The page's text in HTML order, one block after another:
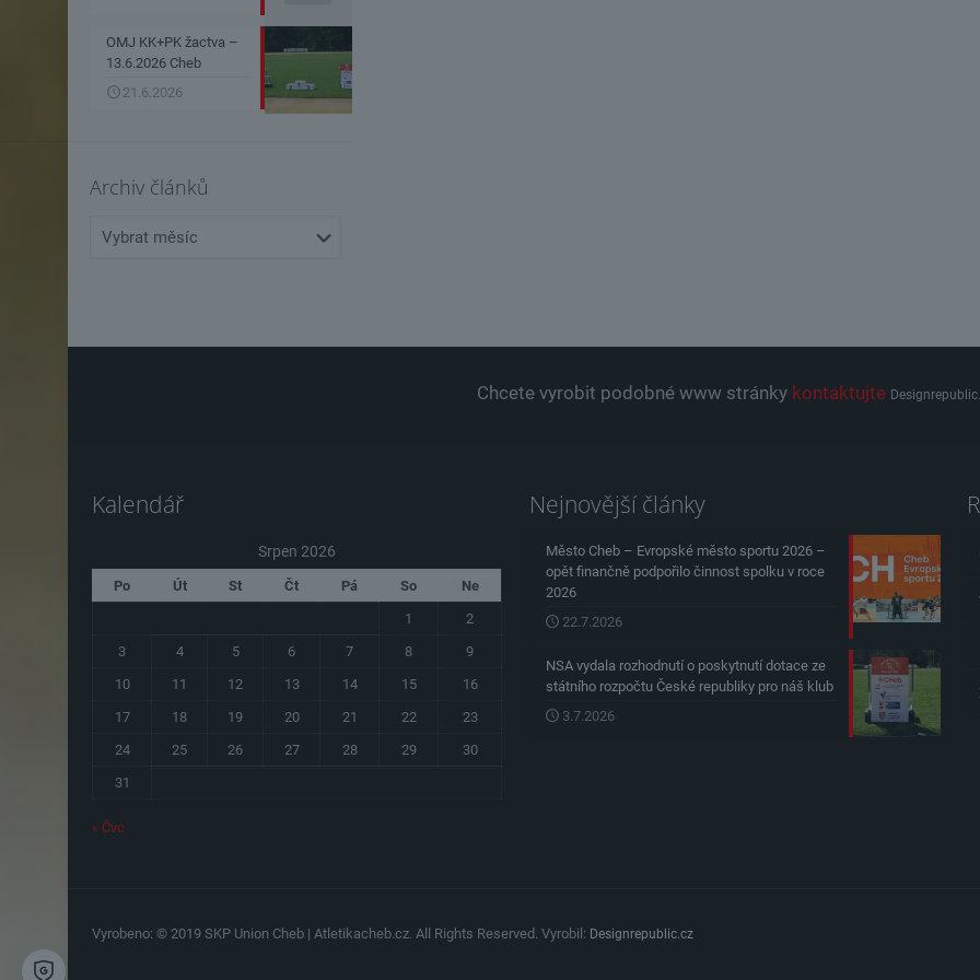
OMJ KK+PK žactva –
13.6.2026 Cheb
21.6.2026
Archiv článků
článků
Chcete vyrobit podobné www stránky kontaktujte
Kalendář
Srpen 2026
Po Út St Čt Pá So
Ne
1
2
3
4 5 6 7 8
9
10
11 12 13 14 15
16
17
18 19 20 21 22
23
24
25 26 27 28 29
30
31
« Čvc
Nejnovější články
Město Cheb – Evropské město sportu 2026 –
opět finančně podpořilo činnost spolku v roce
2026
22.7.2026
NSA vydala rozhodnutí o poskytnutí dotace ze
státního rozpočtu České republiky pro náš klub
3.7.2026
Vyrobeno: © 2019 SKP Union Cheb | Atletikacheb.cz. All Rights Reserved. Vyrobil: Designrepublic.cz